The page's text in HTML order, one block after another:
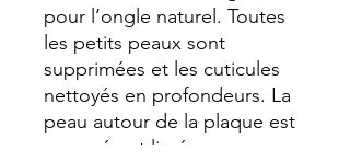
pour l’ongle naturel. Toutes
les petits peaux sont
supprimées et les cuticules
nettoyés en profondeurs. La
peau autour de la plaque est
gommée et lissée.